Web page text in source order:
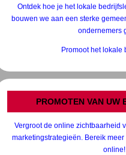
Ontdek hoe je het lokale
bouwen we aan een sterke
ondernemers
Promoot het lokale
PROMOTEN VAN UW
Vergroot de online zichtbaarheid
marketingstrategieën. Bereik
online!